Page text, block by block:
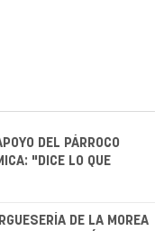
DEL PÁRROCO
"DICE LO QUE
DE LA MOREA